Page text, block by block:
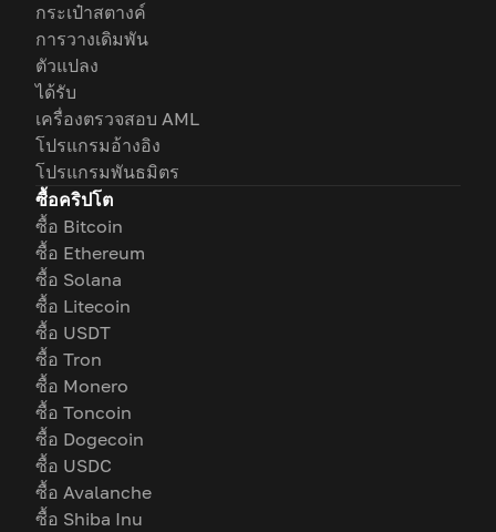
กระเป๋าสตางค์
การวางเดิมพัน
ตัวแปลง
ได้รับ
เครื่องตรวจสอบ AML
โปรแกรมอ้างอิง
โปรแกรมพันธมิตร
ซื้อคริปโต
ซื้อ Bitcoin
ซื้อ Ethereum
ซื้อ Solana
ซื้อ Litecoin
ซื้อ USDT
ซื้อ Tron
ซื้อ Monero
ซื้อ Toncoin
ซื้อ Dogecoin
ซื้อ USDC
ซื้อ Avalanche
ซื้อ Shiba Inu